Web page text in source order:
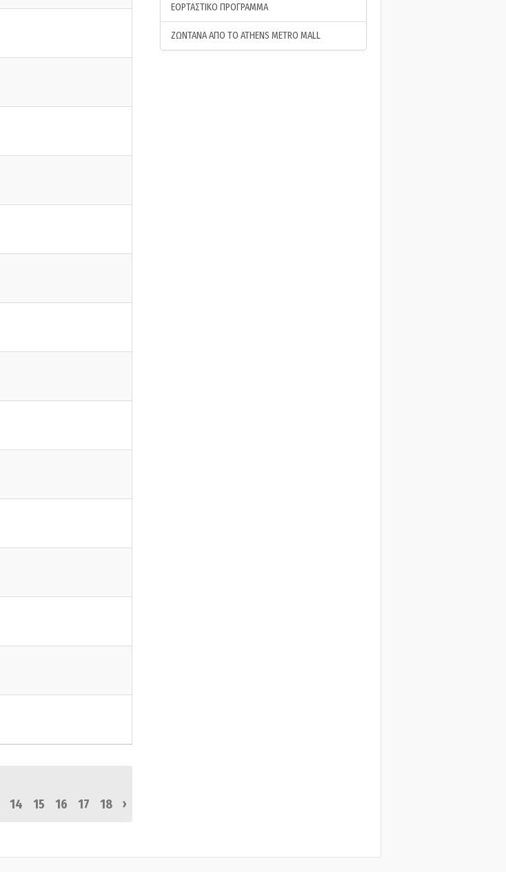
14 15 16 17 18 ›
ΕΟΡΤΑΣΤΙΚΟ ΠΡΟΓΡΑΜΜΑ
ΖΩΝΤΑΝΑ ΑΠΟ ΤΟ ATHENS METRO MALL